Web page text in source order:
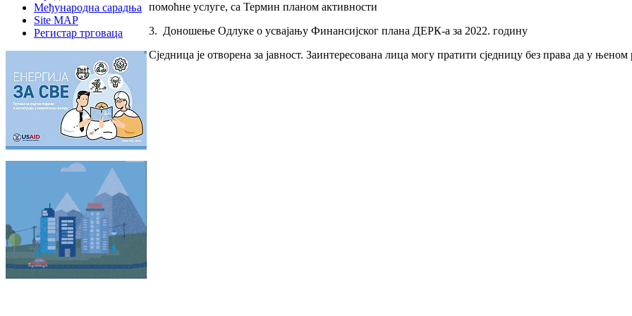
Међународна сарадња
Site MAP
Регистар трговаца
помоћне услуге, са Термин планом активности
3. Доношење Одлуке о усвајању Финансијског плана ДЕРК-а за 2022. годину
Сjeдницa je oтвoрeнa зa jaвнoст. Зaинтeрeсoвaнa лицa мoгу прaтити сjeдницу бeз прaвa дa у њeнoм